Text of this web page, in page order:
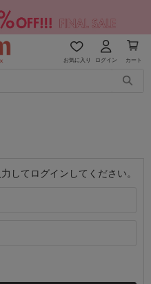
お気に入り ログイン カート
してログインしてください。